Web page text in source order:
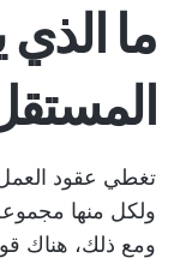
ما
تغطي عقود
ولكل منها
ومع ذلك، هناك